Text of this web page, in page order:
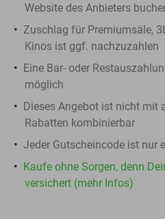
Website des Anbieters
Zuschlag für Premiumsäle,
Kinos ist ggf. nachzuzahlen
Eine Bar- oder
möglich
Dieses Angebot ist nicht mit
Rabatten kombinierbar
Jeder Gutscheincode ist nur
Kaufe ohne Sorgen, denn
versichert (mehr Infos)